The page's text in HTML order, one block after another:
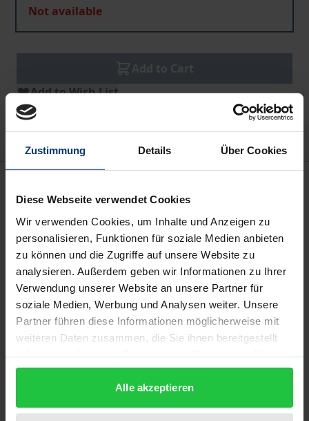
Zustimmung Details Über Cookies
Diese Webseite verwendet Cookies
Wir verwenden Cookies, um Inhalte und Anzeigen zu
personalisieren, Funktionen für soziale Medien anbieten
zu können und die Zugriffe auf unsere Website zu
analysieren. Außerdem geben wir Informationen zu Ihrer
Verwendung unserer Website an unsere Partner für
soziale Medien, Werbung und Analysen weiter. Unsere
Partner führen diese Informationen möglicherweise mit
weiteren Daten zusammen, die Sie ihnen bereitgestellt
gesammelt haben.
Alle akzeptieren
Not available
Add to Cart
Add to Wish List
Delivery cost notice
Der Vergleich von Arbeitssicherheits- und
Umweltrecht ergibt eine Vielzahl von
Gemeinsamkeiten, Parallelen und
Überschneidungen beider Gebiete, vor allem im
Bereich technischer Anlagen. Dennoch ist
festzustellen, dass umweltrechtliche Grenzwerte
weit strengere Anforderungen aufstellen als
Diskrepanzen zum Anlass für eine eingehende
Untersuchung der Grenzwertabweichungen, ihrer